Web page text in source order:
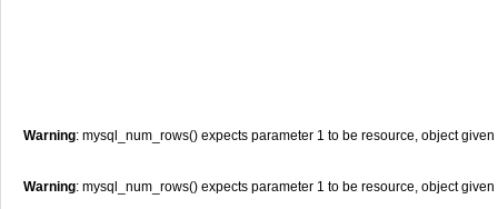
Warning: mysql_num_rows() expects parameter 1 to be resource, object
Warning: mysql_num_rows() expects parameter 1 to be resource, object